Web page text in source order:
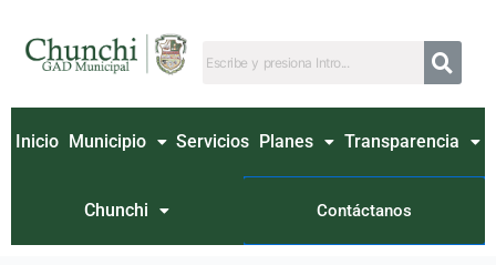
contenido
Inicio Municipio Servicios Planes Transparencia
Chunchi Contáctanos
por: